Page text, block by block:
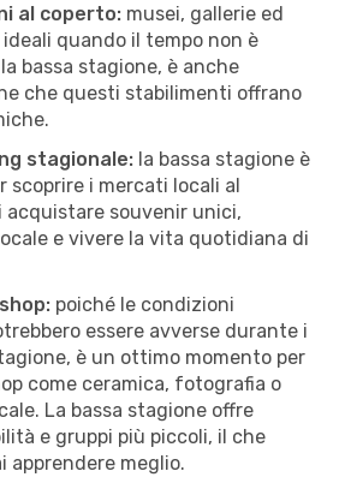
al coperto: musei, gallerie ed
quando il tempo non è
bassa stagione, è anche
che questi stabilimenti offrano
stagionale: la bassa stagione è
scoprire i mercati locali al
acquistare souvenir unici,
e vivere la vita quotidiana di
poiché le condizioni
essere avverse durante i
è un ottimo momento per
come ceramica, fotografia o
La bassa stagione offre
e gruppi più piccoli, il che
apprendere meglio.